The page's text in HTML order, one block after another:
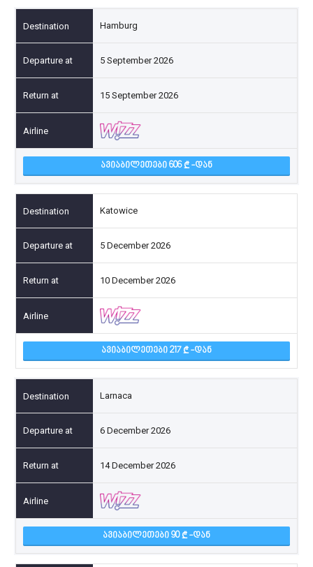
Hamburg
5 September 2026
15 September 2026
ᲐᲕᲘᲐᲑᲘᲚᲔᲗᲔᲑᲘ 606 -ᲓᲐᲜ
Katowice
5 December 2026
10 December 2026
ᲐᲕᲘᲐᲑᲘᲚᲔᲗᲔᲑᲘ 217 -ᲓᲐᲜ
Larnaca
6 December 2026
14 December 2026
ᲐᲕᲘᲐᲑᲘᲚᲔᲗᲔᲑᲘ 90 -ᲓᲐᲜ